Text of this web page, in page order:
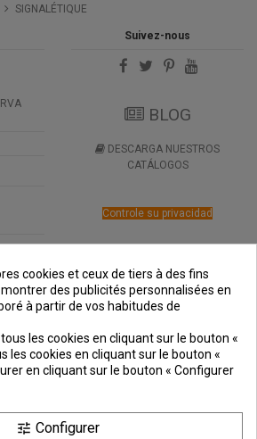
SIGNALÉTIQUE
Suivez-nous
BLOG
DESCARGA NUESTROS
CATÁLOGOS
Controle su privacidad
SEGURO
cookies et ceux de tiers à des fins
des publicités personnalisées en
à partir de vos habitudes de
les cookies en cliquant sur le bouton «
les cookies en cliquant sur le bouton «
en cliquant sur le bouton « Configurer
tune Configurer